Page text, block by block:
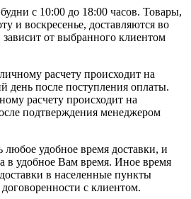
с 10:00 до 18:00 часов. Товары,
и воскресенье, доставляются во
от выбранного клиентом
расчету происходит на
день после поступления оплаты.
расчету происходит на
подтверждения менеджером
любое удобное время доставки, и
в удобное Вам время. Иное время
в населенные пункты
с клиентом.